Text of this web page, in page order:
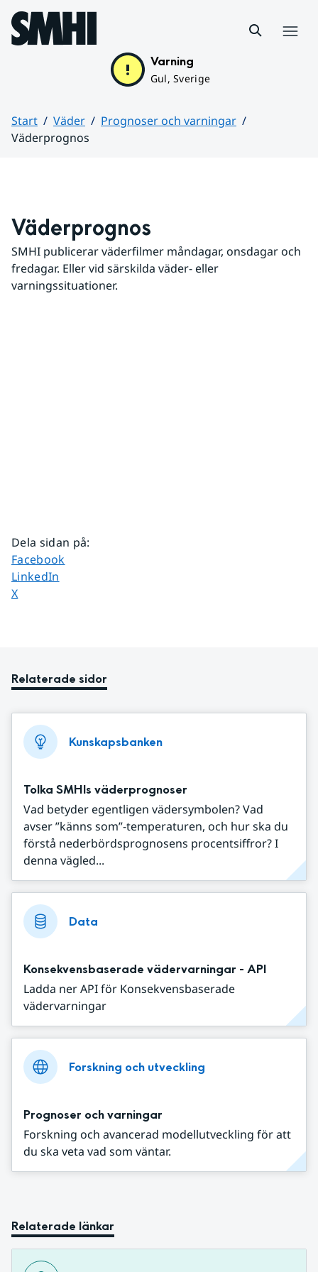
Hoppa till sidans innehåll
Varning
Gul, Sverige
Start Väder
Prognoser och varningar
Väderprognos
Väderprognos
SMHI publicerar väderfilmer måndagar, onsdagar och
fredagar. Eller vid särskilda väder- eller
varningssituationer.
Dela sidan på:
Dela sidan på
Facebook
Dela sidan på
LinkedIn
Dela sidan på
X
Relaterade sidor
Kunskapsbanken
Tolka SMHIs väderprognoser
Vad betyder egentligen vädersymbolen? Vad
avser ”känns som”-temperaturen, och hur ska du
förstå nederbördsprognosens procentsiffror? I
denna vägled...
Data
Konsekvensbaserade vädervarningar - API
Ladda ner API för Konsekvensbaserade
vädervarningar
Forskning och utveckling
Prognoser och varningar
Forskning och avancerad modellutveckling för att
du ska veta vad som väntar.
Relaterade länkar